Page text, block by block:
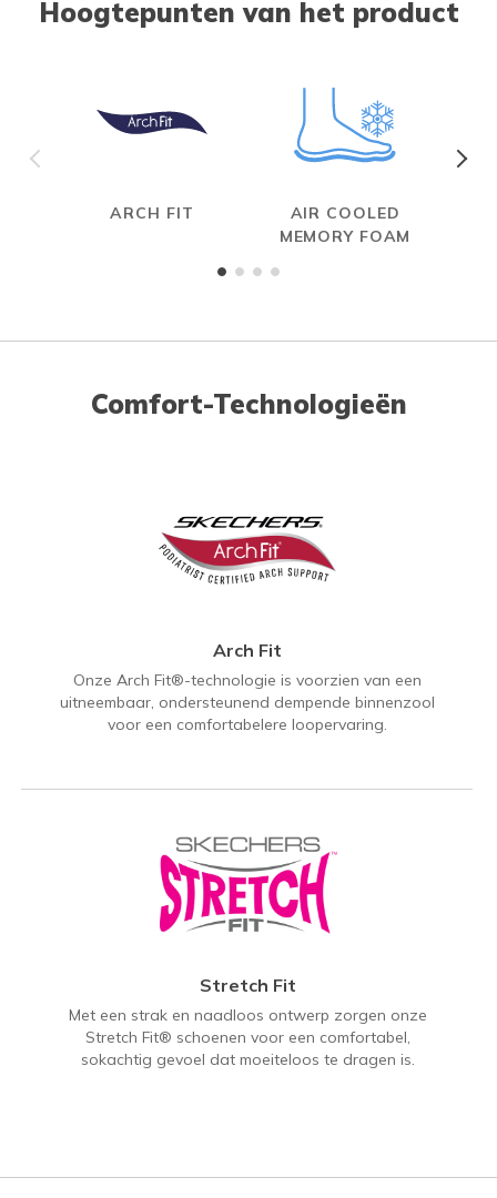
Hoogtepunten van het product
ARCH FIT
AIR COOLED
MEMORY FOAM
Comfort-Technologieën
Arch Fit
Onze Arch Fit®-technologie is voorzien van een
uitneembaar, ondersteunend dempende binnenzool
voor een comfortabelere loopervaring.
Stretch Fit
Met een strak en naadloos ontwerp zorgen onze
Stretch Fit® schoenen voor een comfortabel,
sokachtig gevoel dat moeiteloos te dragen is.